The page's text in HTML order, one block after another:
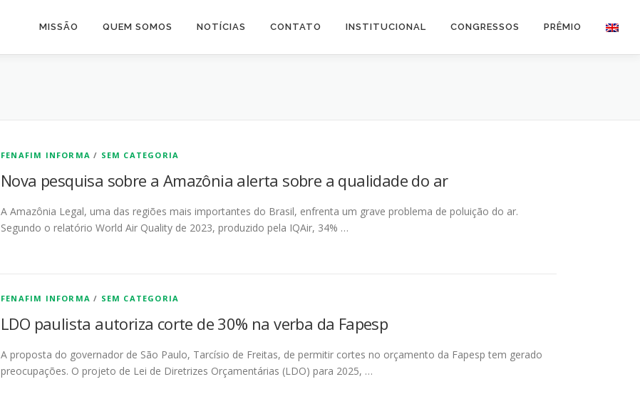
MISSÃO QUEM SOMOS NOTÍCIAS CONTATO INSTITUCIONAL CONGRESSOS PRÊMIO
FENAFIM INFORMA / SEM CATEGORIA
Nova pesquisa sobre a Amazônia alerta sobre a qualidade do ar
A Amazônia Legal, uma das regiões mais importantes do Brasil, enfrenta um grave problema de poluição do ar.
Segundo o relatório World Air Quality de 2023, produzido pela IQAir, 34% …
FENAFIM INFORMA / SEM CATEGORIA
LDO paulista autoriza corte de 30% na verba da Fapesp
A proposta do governador de São Paulo, Tarcísio de Freitas, de permitir cortes no orçamento da Fapesp tem gerado
preocupações. O projeto de Lei de Diretrizes Orçamentárias (LDO) para 2025, …